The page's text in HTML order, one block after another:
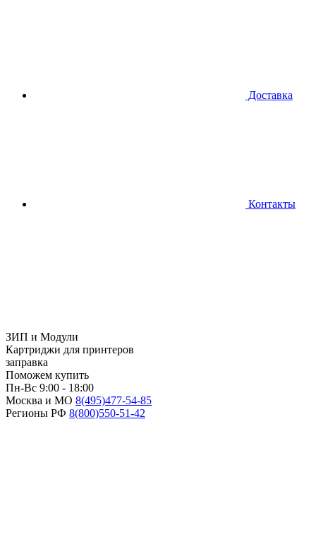
Доставка
Контакты
ЗИП и Модули
Картриджи для принтеров
заправка
Поможем купить
Пн-Вс 9:00 - 18:00
Москва и МО 8(495)477-54-85
Регионы РФ 8(800)550-51-42